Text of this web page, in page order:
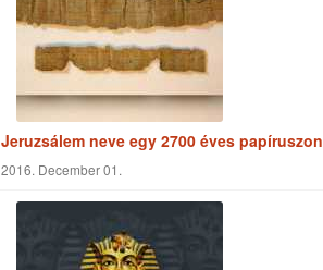
Jeruzsálem neve egy 2700 éves papíruszon
2016. December 01.